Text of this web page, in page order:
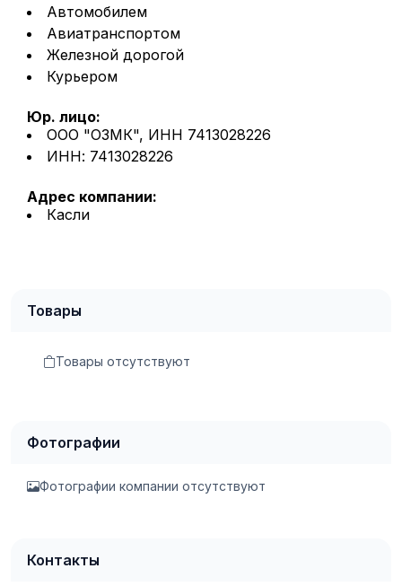
Автомобилем
Авиатранспортом
Железной дорогой
Курьером
Юр. лицо:
ООО "ОЗМК", ИНН 7413028226
ИНН: 7413028226
Адрес компании:
Касли
Товары
Товары отсутствуют
Фотографии
Фотографии компании отсутствуют
Контакты